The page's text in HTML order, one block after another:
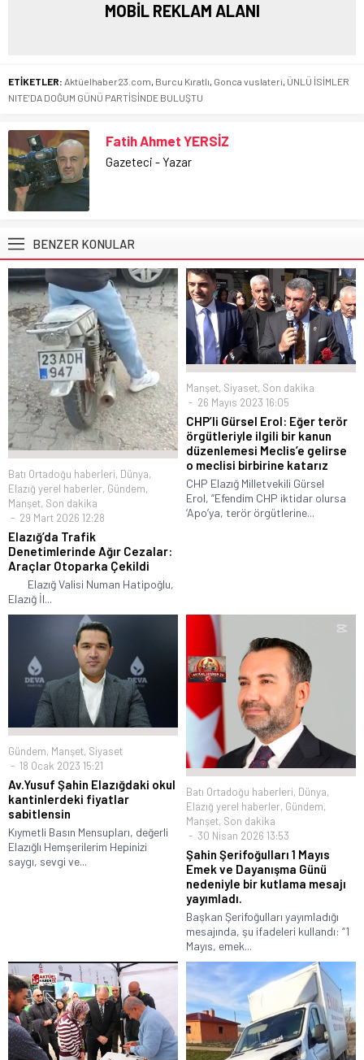
MOBİL REKLAM ALANI
ETİKETLER: Aktüelhaber23.com, Burcu Kıratlı, Gonca vuslateri, ÜNLÜ İSİMLER
NITE’DA DOĞUM GÜNÜ PARTİSİNDE BULUŞTU
Fatih Ahmet YERSİZ
Gazeteci - Yazar
BENZER KONULAR
Batı Ortadoğu haberleri, Dünya,
Elazığ yerel haberler, Gündem,
Manşet, Son dakika
29 Mart 2026 12:28
Elazığ’da Trafik
Denetimlerinde Ağır Cezalar:
Araçlar Otoparka Çekildi
Elazığ Valisi Numan Hatipoğlu,
Elazığ İl...
Manşet, Siyaset, Son dakika
26 Mayıs 2023 16:05
CHP’li Gürsel Erol: Eğer terör
örgütleriyle ilgili bir kanun
düzenlemesi Meclis’e gelirse
o meclisi birbirine katarız
CHP Elazığ Milletvekili Gürsel
Erol, “Efendim CHP iktidar olursa
‘Apo’ya, terör örgütlerine...
Gündem, Manşet, Siyaset
18 Ocak 2023 15:21
Av.Yusuf Şahin Elazığdaki okul
kantinlerdeki fiyatlar
sabitlensin
Kıymetli Basın Mensupları, değerli
Elazığlı Hemşerilerim Hepinizi
saygı, sevgi ve...
Batı Ortadoğu haberleri, Dünya,
Elazığ yerel haberler, Gündem,
Manşet, Son dakika
30 Nisan 2026 13:53
Şahin Şerifoğulları 1 Mayıs
Emek ve Dayanışma Günü
nedeniyle bir kutlama mesajı
yayımladı.
Başkan Şerifoğulları yayımladığı
mesajında, şu ifadeleri kullandı: “1
Mayıs, emek...